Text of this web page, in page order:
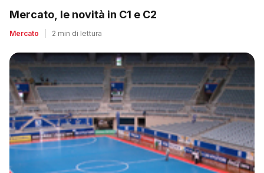
Mercato, le novità in C1 e C2
Mercato 2 min di lettura